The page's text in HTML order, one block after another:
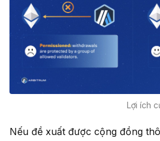
Lợi ích
Nếu đề xuất được cộng đồng